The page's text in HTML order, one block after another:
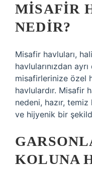
MISAFIR
NEDIR?
Misafir havluları,
havlularınızdan
misafirlerinize özel
havlulardır. Misafir
nedeni, hazır,
ve hijyenik bir
KOLUNA